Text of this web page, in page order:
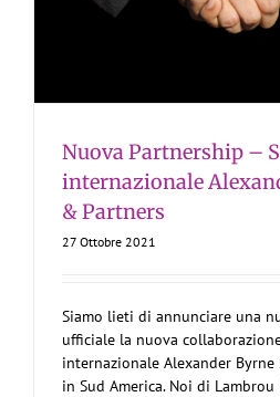
Nuova Partnership –
internazionale
& Partners
27 Ottobre 2021
Siamo lieti di annunciare una
ufficiale la nuova
internazionale Alexander
in Sud America. Noi di